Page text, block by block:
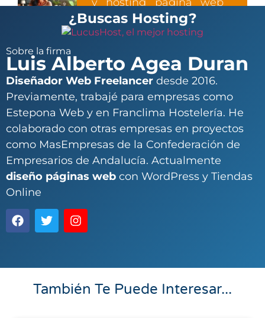
y hosting página web
eficientemente
¿Buscas Hosting?
Sobre la firma
Luis Alberto Agea Duran
Diseñador Web Freelancer desde 2016.
Previamente, trabajé para empresas como
Estepona Web y en Franclima Hostelería. He
colaborado con otras empresas en proyectos
como MasEmpresas de la Confederación de
Empresarios de Andalucía. Actualmente
diseño páginas web con WordPress y Tiendas
Online
También Te Puede Interesar...